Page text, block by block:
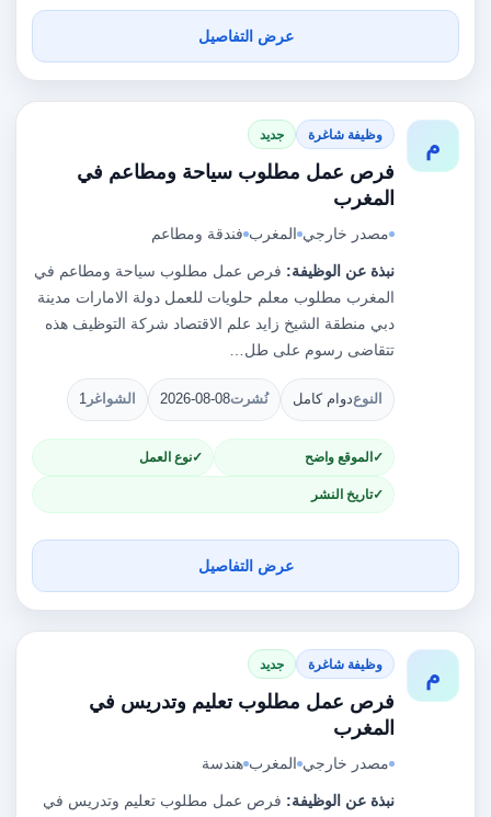
عرض التفاصيل
م وظيفة شاغرة جديد
فرص عمل مطلوب سياحة ومطاعم في
المغرب
مصدر خارجي المغرب فندقة ومطاعم
نبذة عن الوظيفة: فرص عمل مطلوب سياحة ومطاعم في
المغرب مطلوب معلم حلويات للعمل دولة الامارات مدينة
دبي منطقة الشيخ زايد علم الاقتصاد شركة التوظيف هذه
تتقاضى رسوم على طل…
النوعدوام كامل نُشرت2026-08-08 الشواغر 1
الموقع واضح نوع العمل
تاريخ النشر
عرض التفاصيل
م وظيفة شاغرة جديد
فرص عمل مطلوب تعليم وتدريس في
المغرب
مصدر خارجي المغرب هندسة
نبذة عن الوظيفة: فرص عمل مطلوب تعليم وتدريس في